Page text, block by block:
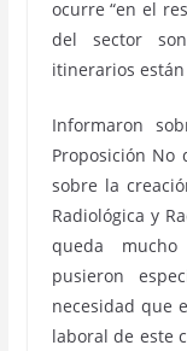
ocurre “en el
del sector
itinerarios
Informaron
Proposición No
sobre la
Radiológica y
queda
pusieron
necesidad que
laboral de este